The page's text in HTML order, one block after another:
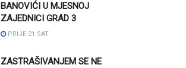
BANOVIĆI U MJESNOJ
ZAJEDNICI GRAD 3
PRIJE 21 SAT
ZASTRAŠIVANJEM SE NE